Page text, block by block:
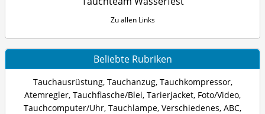
Zu allen Links
Beliebte Rubriken
Tauchausrüstung, Tauchanzug, Tauchkompressor,
Atemregler, Tauchflasche/Blei, Tarierjacket, Foto/Video,
Tauchcomputer/Uhr, Tauchlampe, Verschiedenes, ABC,